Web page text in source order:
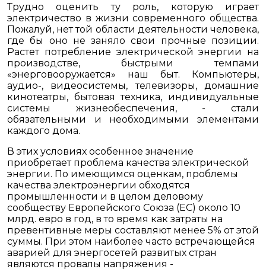
Трудно оценить ту роль, которую играет
электричество в жизни современного общества.
Пожалуй, нет той области деятельности человека,
где бы оно не заняло свои прочные позиции.
Растет потребление электрической энергии на
производстве, быстрыми темпами
«энерговооружается» наш быт. Компьютеры,
аудио-, видеосистемы, телевизоры, домашние
кинотеатры, бытовая техника, индивидуальные
системы жизнеобеспечения, - стали
обязательными и необходимыми элементами
каждого дома.
В этих условиях особенное значение
приобретает проблема качества электрической
энергии. По имеющимся оценкам, проблемы
качества электроэнергии обходятся
промышленности и в целом деловому
сообществу Европейского Союза (ЕС) около 10
млрд. евро в год, в то время как затраты на
превентивные меры составляют менее 5% от этой
суммы. При этом наиболее часто встречающейся
аварией для энергосетей развитых стран
являются провалы напряжения -